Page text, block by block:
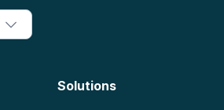
Solutions